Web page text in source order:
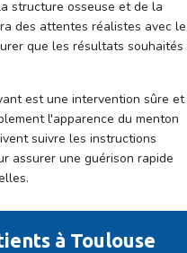
structure osseuse et de la
des attentes réalistes avec le
que les résultats souhaités
est une intervention sûre et
l'apparence du menton
suivre les instructions
assurer une guérison rapide
à Toulouse